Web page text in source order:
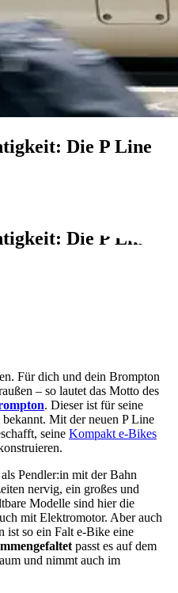
Die P Line
Die P Line
Für dich und dein Brompton
– so lautet das Motto des
. Dieser ist für seine
bekannt. Mit der neuen P Line
seine Kompakt e-Bikes
Pendler:in mit der Bahn
nervig, ein großes und
Modelle sind hier die
mit Elektromotor. Aber auch
ist so ein Falt e-Bike eine
passt es auf dem
und nimmt auch im